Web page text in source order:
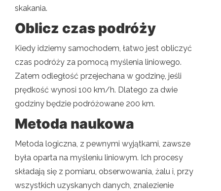
skakania.
Oblicz czas podróży
Kiedy idziemy samochodem, łatwo jest obliczyć
czas podróży za pomocą myślenia liniowego.
Zatem odległość przejechana w godzinę, jeśli
prędkość wynosi 100 km/h. Dlatego za dwie
godziny będzie podróżowane 200 km.
Metoda naukowa
Metoda logiczna, z pewnymi wyjątkami, zawsze
była oparta na myśleniu liniowym. Ich procesy
składają się z pomiaru, obserwowania, żalu i, przy
wszystkich uzyskanych danych, znalezienie